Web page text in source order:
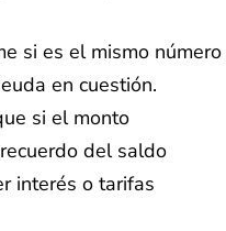
si es el mismo número
en cuestión.
si el monto
del saldo
interés o tarifas